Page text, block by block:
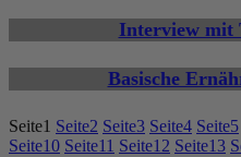
Interview mit
Basische
Seite1 Seite2 Seite3 Seite4 Seite5
Seite10 Seite11 Seite12 Seite13